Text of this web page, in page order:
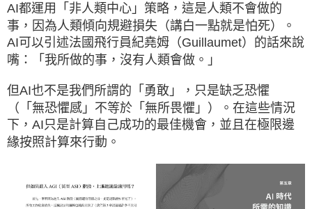
AI都運用「非人類中心」策略，這是人類不會做的
事，因為人類傾向規避損失（講白一點就是怕死）。
AI可以引述法國飛行員紀堯姆（Guillaumet）的話來說
嘴：「我所做的事，沒有人類會做。」
但AI也不是我們所謂的「勇敢」，只是缺乏恐懼
（「無恐懼感」不等於「無所畏懼」）。在這些情況
下，AI只是計算自己成功的最佳機會，並且在極限邊
緣按照計算來行動。